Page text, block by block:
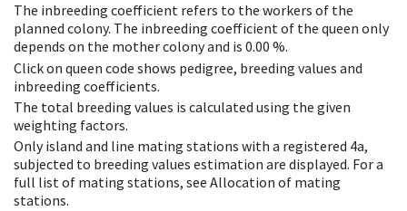
The inbreeding coefficient refers to the workers of the
planned colony. The inbreeding coefficient of the queen only
depends on the mother colony and is 0.00 %.
Click on queen code shows pedigree, breeding values and
inbreeding coefficients.
The total breeding values is calculated using the given
weighting factors.
Only island and line mating stations with a registered 4a,
subjected to breeding values estimation are displayed. For a
full list of mating stations, see Allocation of mating
stations.